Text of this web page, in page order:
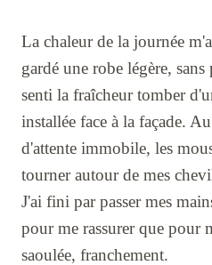
La chaleur de la journée
gardé une robe légère,
senti la fraîcheur tomber
installée face à la façade.
d'attente immobile, les
tourner autour de mes
J'ai fini par passer mes
pour me rassurer que pour
saoulée, franchement.